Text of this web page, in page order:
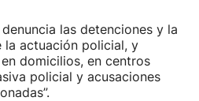
las detenciones y la
actuación policial, y
domicilios, en centros
policial y acusaciones